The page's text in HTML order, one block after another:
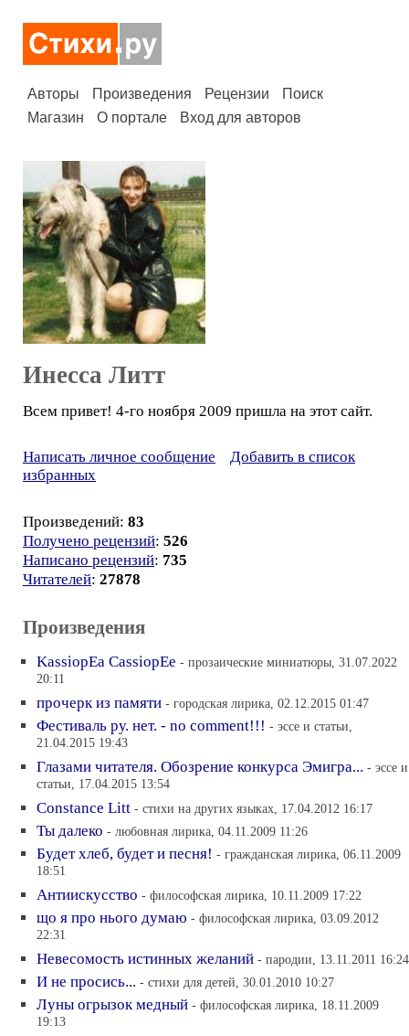
Авторы Произведения Рецензии
Поиск
Магазин
О портале Вход для авторов
Инесса Литт
Всем привет! 4-го ноября 2009 пришла на этот сайт.
Написать личное сообщение
Добавить в список
избранных
Произведений: 83
Получено рецензий: 526
Написано рецензий: 735
Читателей: 27878
Произведения
KassiopEa CassiopEe - прозаические миниатюры, 31.07.2022
20:11
прочерк из памяти - городская лирика, 02.12.2015 01:47
Фестиваль ру. нет. - no comment!!! - эссе и статьи,
21.04.2015 19:43
Глазами читателя. Обозрение конкурса Эмигра... - эссе и
статьи, 17.04.2015 13:54
Constance Litt - стихи на других языках, 17.04.2012 16:17
Ты далеко - любовная лирика, 04.11.2009 11:26
Будет хлеб, будет и песня! - гражданская лирика, 06.11.2009
18:51
Антиискусство - философская лирика, 10.11.2009 17:22
що я про нього думаю - философская лирика, 03.09.2012
22:31
Невесомость истинных желаний - пародии, 13.11.2011 16:24
И не просись... - стихи для детей, 30.01.2010 10:27
Луны огрызок медный - философская лирика, 18.11.2009
19:13